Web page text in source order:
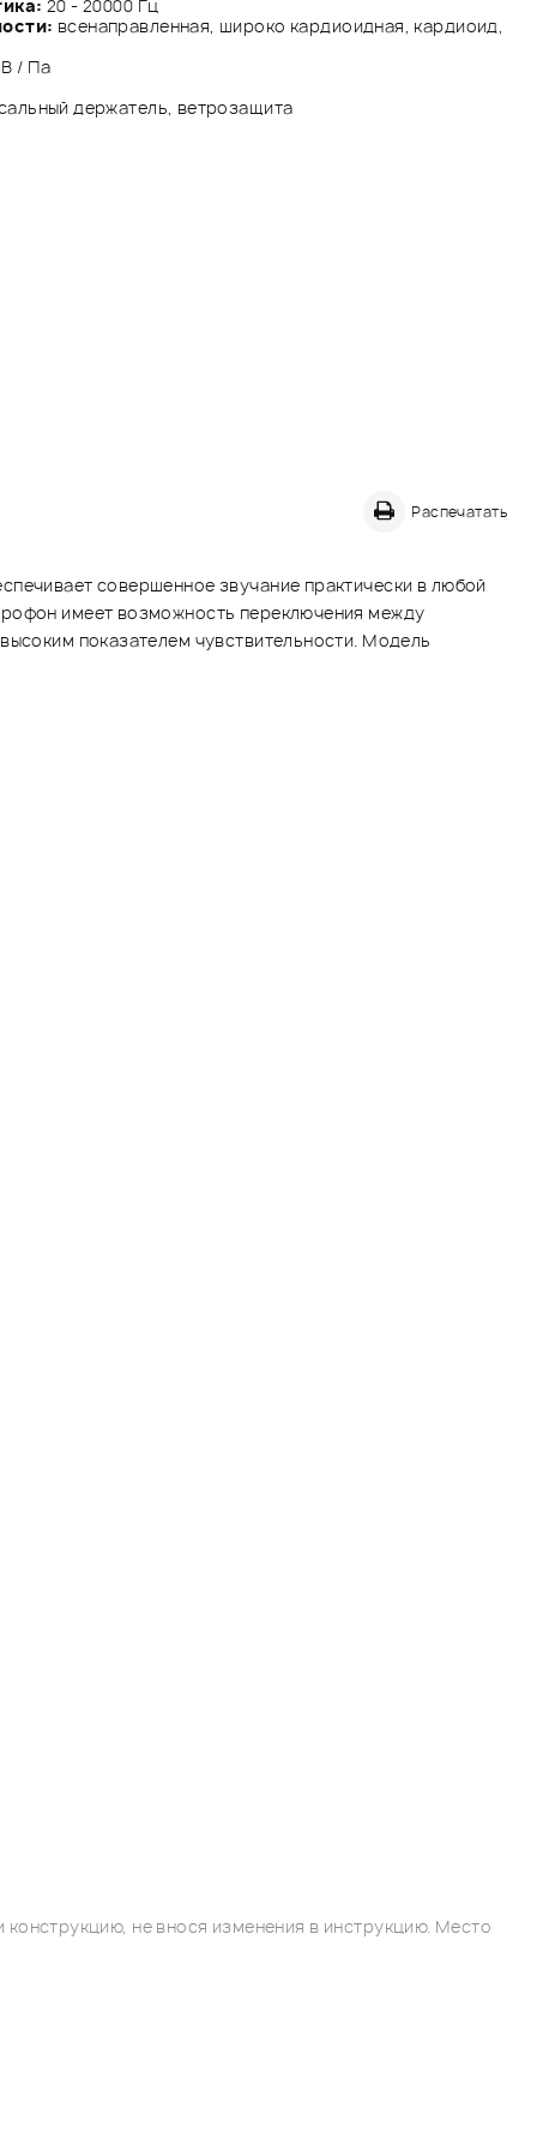
20 - 20000 Гц
всенаправленная, широко кардиоидная, кардиоид,
/ Па
держатель, ветрозащита
Распечатать
совершенное звучание практически в любой
имеет возможность переключения между
показателем чувствительности. Модель
не внося изменения в инструкцию. Место